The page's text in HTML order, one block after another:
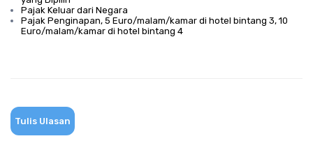
Pajak Keluar dari Negara
Pajak Penginapan, 5 Euro/malam/kamar di hotel bintang 3, 10
Euro/malam/kamar di hotel bintang 4
Tulis Ulasan